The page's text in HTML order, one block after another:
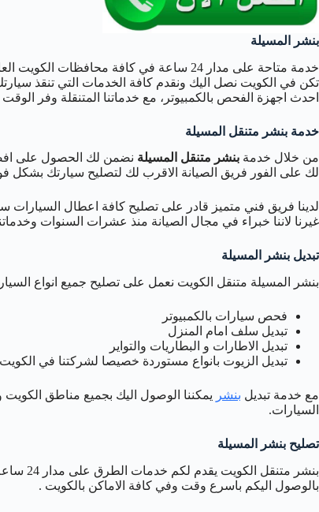
بنشر المسيلة
خدمة متاحة على مدار 24 ساعة في كافة
تكن في الكويت نصل اليك ونقدم كافة الخدمات التي تنقذ
احدث اجهزة الفحص بالكمبيوتر، مع خدماتنا المتنقلة وفر الوقت
خدمة بنشر متنقل المسيلة
من خلال خدمة بنشر متنقل المسيلة نضمن لك الحصول على
لك على الفور فريق الصيانة الاقرب لك لتصليح سيارتك بشكل
لدينا فريق فني متميز قادر على تصليح كافة اعطال السيارات
غيرنا لاننا خبراء في مجال الصيانة منذ عشرات السنوات
تبديل بنشر المسيلة
بنشر المسيلة متنقل الكويت نعمل على تصليح جميع انواع
فحص سيارات بالكمبيوتر
تبديل سلف امام المنزل
تبديل الاطارات و البطاريات والتواير
تبديل الزيوت بانواع مستوردة خصيصا لشركتنا في الكويت
مع خدمة تبديل بنشر يمكننا الوصول اليك بجميع مناطق الكويت
السيارات.
تصليح بنشر المسيلة
بنشر
بالوصول اليكم باسرع وقت وفي كافة الاماكن بالكويت .